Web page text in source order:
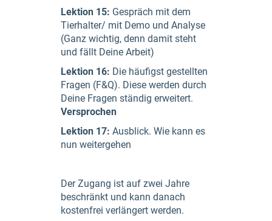
Lektion 15: Gespräch mit dem
Tierhalter/ mit Demo und Analyse
(Ganz wichtig, denn damit steht
und fällt Deine Arbeit)
Lektion 16: Die häufigst gestellten
Fragen (F&Q). Diese werden durch
Deine Fragen ständig erweitert.
Versprochen
Lektion 17: Ausblick. Wie kann es
nun weitergehen
Der Zugang ist auf zwei Jahre
beschränkt und kann danach
kostenfrei verlängert werden.